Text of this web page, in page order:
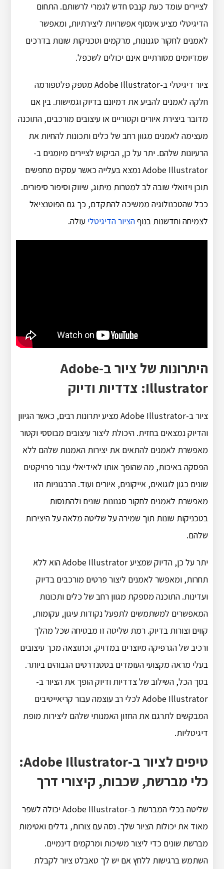
לציירים עומד כעת קנבס חדש לגמרי לרשותם. התחום
הדיגיטלי מציע אינסוף אפשרויות ליצירתיות, ומאפשר
לאמנים לחקור סגנונות, מרקמים וטכניקות שונות בדרכים
שמדיומים מסורתיים אינם יכולים לשכפל.
ציור דיגיטלי ב-Adobe Illustrator מספק פלטפורמה
חלקה לאמנים להביע את דמיונם בדיוק וגמישות. בין אם
מדובר ביצירת איורים וקטוריים או עיצובים מורכבים, התוכנה
מעצימה לאמנים מגוון רחב של כלים ותכונות להחיות את
הרעיונות שלהם. יתר על כן, הביקוש לציירים מיומנים ב-
Adobe Illustrator נמצא בעלייה כאשר עסקים מחפשים
תוכן ויזואלי שובה לב למטרות מיתוג, שיווק וסיפור סיפורים.
ככל שהטכנולוגיה ממשיכה להתקדם, כך גם הפוטנציאל
לצמיחה וחדשנות בנוףהציור הדיגיטלי עולה.
היתרונות של ציור ב-Adobe
Illustrator: צדדיות ודיוק
ציור ב-Adobe Illustrator מציע יתרונות רבים, כאשר הגיוון
והדיוק נמצאים בחזית. היכולת ליצור עיצובים מבוססי וקטור
מאפשרת לאמנים להתאים את יצירות האמנות שלהם ללא
הפסקה באיכות, מה שהופך אותו לאידיאלי עבור פרויקטים
שונים כגון לוגואים, אייקונים, איורים ועוד. הרבגוניות הזו
מאפשרת לאמנים לחקור סגנונות שונים ולהתנסות
בטכניקות שונות תוך שמירה על שליטה מלאה על היצירות
שלהם.
יתר על כן, הדיוק שמציע Adobe Illustrator הוא ללא
תחרות, ומאפשר לאמנים ליצור פרטים מורכבים בדיוק
ועדינות. התוכנה מספקת מגוון רחב של כלים ותכונות
המאפשרים למשתמשים לתפעל נקודות עיגון, עקומות,
קווים וצורות בדיוק. רמת שליטה זו מבטיחה שכל מהלך
ורכיב של הגרפיקה מיוצרים במדויק, וכתוצאה מכך עיצובים
בעלי מראה מקצועי העומדים בסטנדרטים הגבוהים ביותר.
בסך הכל, השילוב של צדדיות ודיוק הופך את הציור ב-
Adobe Illustrator לכלי רב עוצמה עבור קריאייטיבים
המבקשים לתרגם את החזון האמנותי שלהם ליצירות מופת
דיגיטליות.
טיפים לציור ב-Adobe Illustrator:
כלי מברשת, שכבות, קיצורי דרך
שליטה בכלי המברשת ב-Adobe Illustrator יכולה לשפר
מאוד את יכולות הציור שלך. נסה עם צורות, גדלים ואטימות
מברשת שונים כדי ליצור משיכות ומרקמים דינמיים.
השתמש ברגישות ללחץ אם יש לך טאבלט ציור לקבלת